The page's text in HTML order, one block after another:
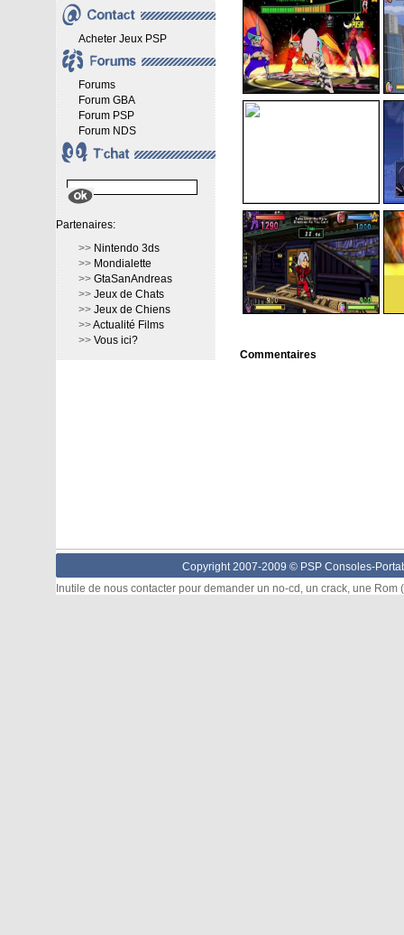
Acheter Jeux PSP
Forums
Forum GBA
Forum PSP
Forum NDS
Partenaires:
>> Nintendo 3ds
>> Mondialette
>> GtaSanAndreas
>> Jeux de Chats
>> Jeux de Chiens
>>Actualité Films
>> Vous ici?
Commentaires
Copyright 2007-2009 © PSP Consoles-
Inutile de nous contacter pour demander un no-cd, un crack, une